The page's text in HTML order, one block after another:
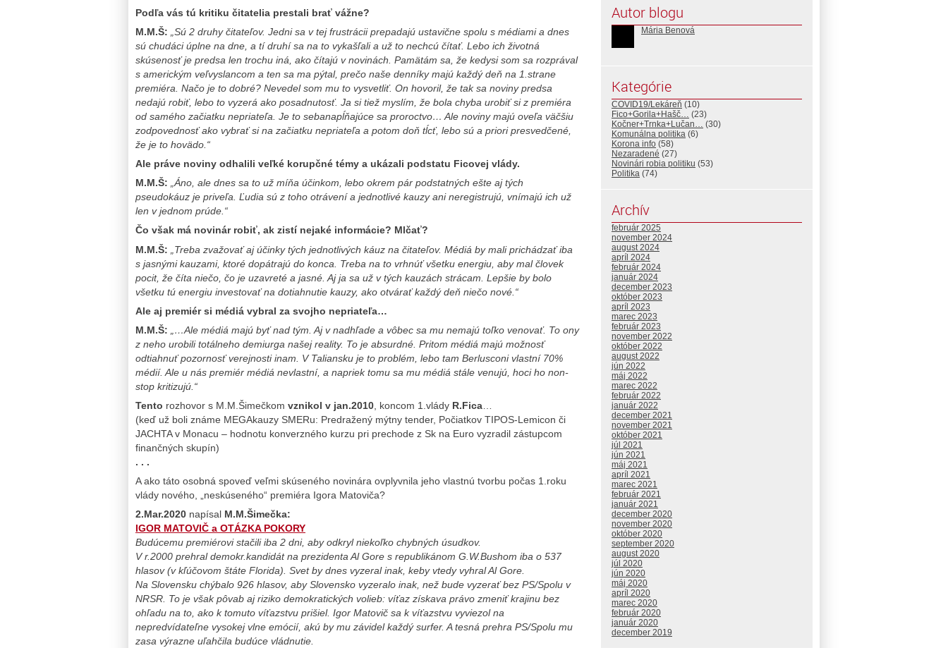
Podľa vás tú kritiku čitatelia prestali brať vážne?
M.M.Š:
„Sú 2 druhy čitateľov. Jedni sa v tej frustrácii prepadajú ustavične spolu s médiami a dnes
sú chudáci úplne na dne, a tí druhí sa na to vykašľali a už to nechcú čítať. Lebo ich životná
skúsenosť je predsa len trochu iná, ako čítajú v novinách. Pamätám sa, že kedysi som sa rozprával
s americkým veľvyslancom a ten sa ma pýtal, prečo naše denníky majú každý deň na 1.strane
premiéra. Načo je to dobré? Nevedel som mu to vysvetliť. On hovoril, že tak sa noviny predsa
nedajú robiť, lebo to vyzerá ako posadnutosť. Ja si tiež myslím, že bola chyba urobiť si z premiéra
od samého začiatku nepriateľa. Je to sebanapĺňajúce sa proroctvo… Ale noviny majú oveľa väčšiu
zodpovednosť ako vybrať si na začiatku nepriateľa a potom doň tĺcť, lebo sú a priori presvedčené,
že je to hovädo.“
Ale práve noviny odhalili veľké korupčné témy a ukázali podstatu Ficovej vlády.
M.M.Š: „Áno, ale dnes sa to už míňa účinkom, lebo okrem pár podstatných ešte aj tých
pseudokáuz je priveľa. Ľudia sú z toho otrávení a jednotlivé kauzy ani neregistrujú, vnímajú ich už
len v jednom prúde.“
Čo však má novinár robiť, ak zistí nejaké informácie? Mlčať?
M.M.Š:
„Treba zvažovať aj účinky tých jednotlivých káuz na čitateľov. Médiá by mali prichádzať iba
s jasnými kauzami, ktoré dopátrajú do konca. Treba na to vrhnúť všetku energiu, aby mal človek
pocit, že číta niečo, čo je uzavreté a jasné. Aj ja sa už v tých kauzách strácam. Lepšie by bolo
všetku tú energiu investovať na dotiahnutie kauzy, ako otvárať každý deň niečo nové.“
Ale aj premiér si médiá vybral za svojho nepriateľa…
M.M.Š:
„…Ale médiá majú byť nad tým. Aj v nadhľade a vôbec sa mu nemajú toľko venovať. To ony
z neho urobili totálneho demiurga našej reality. To je absurdné. Pritom médiá majú možnosť
odtiahnuť pozornosť verejnosti inam. V Taliansku je to problém, lebo tam Berlusconi vlastní 70%
médií. Ale u nás premiér médiá nevlastní, a napriek tomu sa mu médiá stále venujú, hoci ho non-
stop kritizujú.“
Tento rozhovor s M.M.Šimečkom vznikol v jan.2010 , koncom 1.vlády R.Fica
(keď už boli známe MEGAkauzy SMERu: Predražený mýtny tender, Počiatkov TIPOS-Lemicon či
JACHTA v Monacu – hodnotu konverzného kurzu pri prechode z Sk na Euro vyzradil zástupcom
finančných skupín)
. . .
A ako táto osobná spoveď veľmi skúseného novinára ovplyvnila jeho vlastnú tvorbu počas 1.roku
vlády nového, „neskúseného“ premiéra Igora Matoviča?
2.Mar.2020 napísal M.M.Šimečka:
IGOR MATOVIČ a OTÁZKA POKORY
Budúcemu premiérovi stačili iba 2 dni, aby odkryl niekoľko chybných úsudkov.
V r.2000 prehral demokr.kandidát na prezidenta Al Gore s republikánom G.W.Bushom iba o 537
hlasov (v kľúčovom štáte Florida). Svet by dnes vyzeral inak, keby vtedy vyhral Al Gore.
Na Slovensku chýbalo 926 hlasov, aby Slovensko vyzeralo inak, než bude vyzerať bez PS/Spolu v
NRSR. To je však pôvab aj riziko demokratických volieb: víťaz získava právo zmeniť krajinu bez
ohľadu na to, ako k tomuto víťazstvu prišiel. Igor Matovič sa k víťazstvu vyviezol na
nepredvídateľne vysokej vlne emócií, akú by mu závidel každý surfer. A tesná prehra PS/Spolu mu
zasa výrazne uľahčila budúce vládnutie.
Autor blogu
Mária Benová
Kategórie
COVID19/Lekáreň (10)
Fico+Gorila+Hašč… (23)
Kočner+Trnka+Lučan… (30)
Komunálna politika (6)
Korona info (58)
Nezaradené (27)
Novinári robia politiku (53)
Politika (74)
Archív
február 2025
november 2024
august 2024
apríl 2024
február 2024
január 2024
december 2023
október 2023
apríl 2023
marec 2023
február 2023
november 2022
október 2022
august 2022
jún 2022
máj 2022
marec 2022
február 2022
január 2022
december 2021
november 2021
október 2021
júl 2021
jún 2021
máj 2021
apríl 2021
marec 2021
február 2021
január 2021
december 2020
november 2020
október 2020
september 2020
august 2020
júl 2020
jún 2020
máj 2020
apríl 2020
marec 2020
február 2020
január 2020
december 2019